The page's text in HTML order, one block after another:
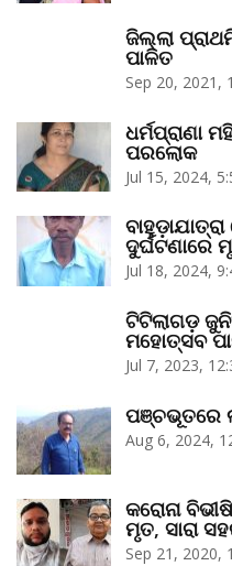
ଜିଲ୍ଲା
ପାଳିତ
Sep 20, 2021,
ଧର୍ମପ୍ରାଣା
ପରଲୋକ
Jul 15, 2024,
ଦୁର୍ଘଟଣାରେ
Jul 18, 2024,
ଟିଟିଲାଗଡ଼
ମହୋତ୍ସବ
Jul 7, 2023,
ପଞ୍ଚଭୂତରେ
Aug 6, 2024,
କରୋନା
ମୃତ, ସାରା
Sep 21, 2020,